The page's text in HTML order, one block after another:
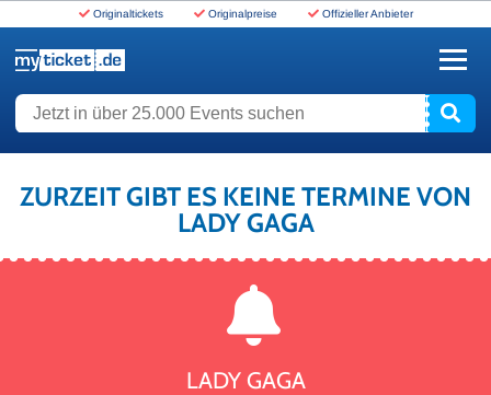
Originaltickets Originalpreise Offizieller Anbieter
Jetzt in über 25.000 Events suchen
ZURZEIT GIBT ES KEINE TERMINE VON
LADY GAGA
LADY GAGA